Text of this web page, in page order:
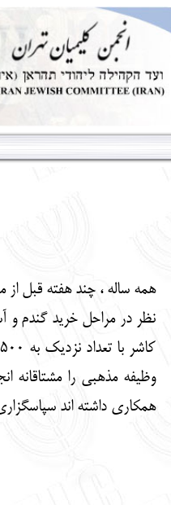
همه ساله ، چند هفته قبل
نظر در مراحل خرید گندم و
وظیفه مذهبی را مشتاقانه
همکاری داشته اند